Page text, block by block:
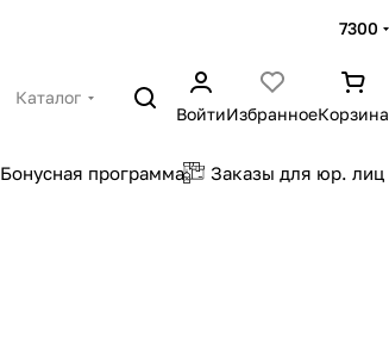
7300
Каталог
ВойтиИзбранноеКорзина
Бонусная программа Заказы для юр. лиц